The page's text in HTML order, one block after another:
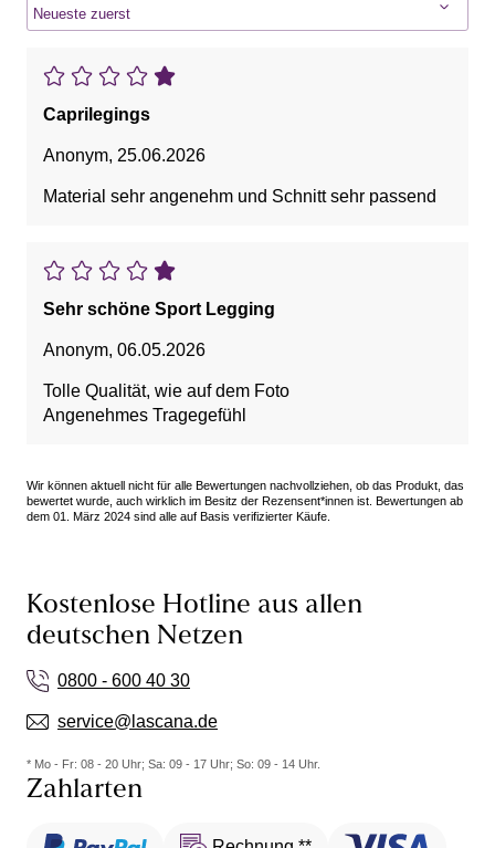
Caprilegings
Anonym, 25.06.2026
Material sehr angenehm und Schnitt sehr passend
Sehr schöne Sport Legging
Anonym, 06.05.2026
Tolle Qualität, wie auf dem Foto
Angenehmes Tragegefühl
Wir können aktuell nicht für alle Bewertungen nachvollziehen, ob das Produkt, das
bewertet wurde, auch wirklich im Besitz der Rezensent*innen ist. Bewertungen ab
dem 01. März 2024 sind alle auf Basis verifizierter Käufe.
Kostenlose Hotline aus allen
deutschen Netzen
0800 - 600 40 30
service@lascana.de
* Mo - Fr: 08 - 20 Uhr; Sa: 09 - 17 Uhr; So: 09 - 14 Uhr.
Zahlarten